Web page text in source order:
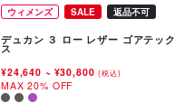
ウィメンズ SALE 返品不可
デュカン ３ ロー レザー ゴアテック
ス
¥24,640 ~ ¥30,800(税込)
MAX 20% OFF